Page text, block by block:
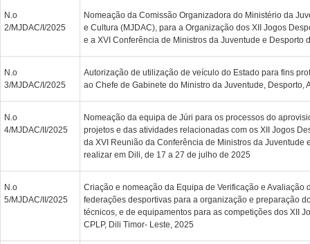
N.o
2/MJDAC/I/2025
Nomeação da Comissão Organizadora do Ministério da
e Cultura (MJDAC), para a Organização dos XII Jogos
e a XVI Conferência de Ministros da Juventude e Desporto
N.o
3/MJDAC/I/2025
Autorização de utilização de veículo do Estado para fins
ao Chefe de Gabinete do Ministro da Juventude, Desporto,
N.o
4/MJDAC/II/2025
Nomeação da equipa de Júri para os processos do
projetos e das atividades relacionadas com os XII Jogos
da XVI Reunião da Conferência de Ministros da Juventude
realizar em Dili, de 17 a 27 de julho de 2025
N.o
5/MJDAC/II/2025
Criação e nomeação da Equipa de Verificação e Avaliação
federações desportivas para a organização e preparação
técnicos, e de equipamentos para as competições dos XII
CPLP, Dili Timor- Leste, 2025